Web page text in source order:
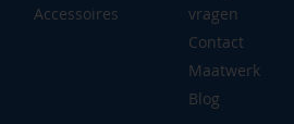
Accessoires
vragen
Contact
Maatwerk
Blog